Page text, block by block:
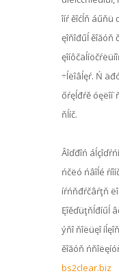
îíŕ ěîćĺň áűňü
ęîňîđűĺ ěîăóň
÷ĺëîâĺęŕ. Ń
őŕęĺđŕě
ňĺíč.
Âîďđîń
ńčëó ńâîĺé
íŕńňđŕčâŕţň
Ęîěďüţňĺđíűĺ
ýňî ňîëüęî
ěîăóň
bs2clear.biz